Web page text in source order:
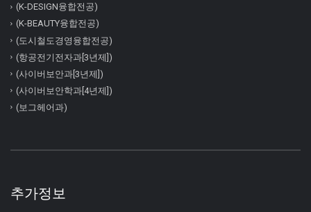
(K-DESIGN융합전공)
(K-BEAUTY융합전공)
(도시철도경영융합전공)
(항공전기전자과[3년제])
(사이버보안과[3년제])
(사이버보안학과[4년제])
(보그헤어과)
추가정보